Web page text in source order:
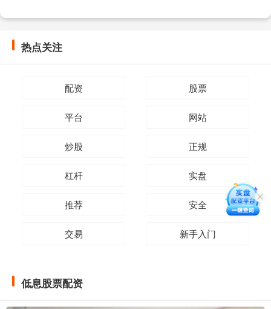
热点关注
配资 股票
平台 网站
炒股 正规
杠杆 实盘
推荐 安全
交易 新手入门
低息股票配资